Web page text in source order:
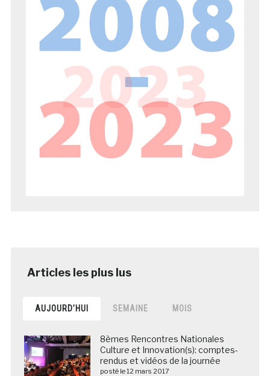
AUJOURD’HUI SEMAINE MOIS
8èmes Rencontres Nationales
Culture et Innovation(s): comptes-
rendus et vidéos de la journée
posté le 12 mars 2017